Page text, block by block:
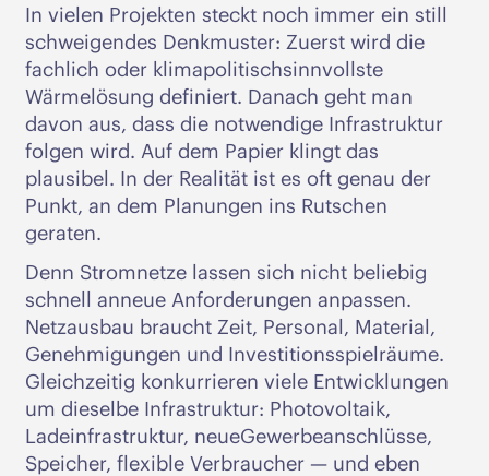
In vielen Projekten steckt noch immer ein still
schweigendes Denkmuster: Zuerst wird die
fachlich oder klimapolitischsinnvollste
Wärmelösung definiert. Danach geht man
davon aus, dass die notwendige Infrastruktur
folgen wird. Auf dem Papier klingt das
plausibel. In der Realität ist es oft genau der
Punkt, an dem Planungen ins Rutschen
geraten.
Denn Stromnetze lassen sich nicht beliebig
schnell anneue Anforderungen anpassen.
Netzausbau braucht Zeit, Personal, Material,
Genehmigungen und Investitionsspielräume.
Gleichzeitig konkurrieren viele Entwicklungen
um dieselbe Infrastruktur: Photovoltaik,
Ladeinfrastruktur, neueGewerbeanschlüsse,
Speicher, flexible Verbraucher — und eben